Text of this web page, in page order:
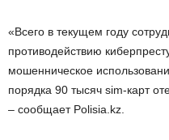
«Всего в текущем году
противодействию
мошенническое
порядка 90 тысяч sim-карт
– сообщает Polisia.kz.